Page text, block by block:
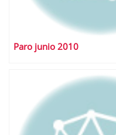
Paro junio 2010